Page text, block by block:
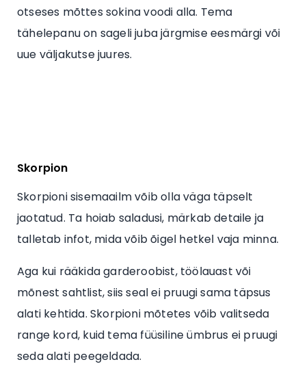
otseses mõttes sokina voodi alla. Tema
tähelepanu on sageli juba järgmise eesmärgi või
uue väljakutse juures.
Skorpion
Skorpioni sisemaailm võib olla väga täpselt
jaotatud. Ta hoiab saladusi, märkab detaile ja
talletab infot, mida võib õigel hetkel vaja minna.
Aga kui rääkida garderoobist, töölauast või
mõnest sahtlist, siis seal ei pruugi sama täpsus
alati kehtida. Skorpioni mõtetes võib valitseda
range kord, kuid tema füüsiline ümbrus ei pruugi
seda alati peegeldada.